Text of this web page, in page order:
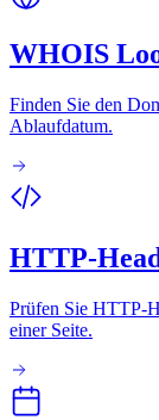
WHOIS
Finden Sie den
Ablaufdatum.
HTTP-
Prüfen Sie HTTP-
einer Seite.